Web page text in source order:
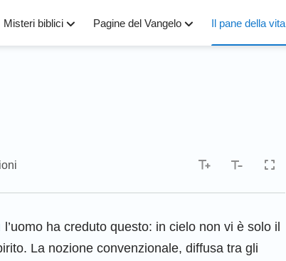
Misteri biblici Pagine del Vangelo Il pane della vita
l’uomo ha creduto questo: in cielo non vi è solo il
La nozione convenzionale, diffusa tra gli